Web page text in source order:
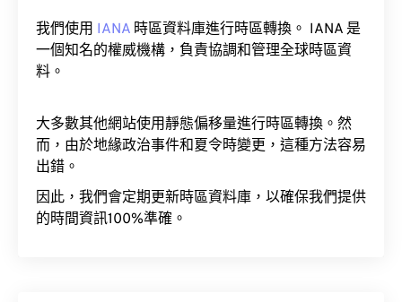
我們使用 IANA 時區資料庫進行時區轉換。 IANA 是
一個知名的權威機構，負責協調和管理全球時區資
料。
大多數其他網站使用靜態偏移量進行時區轉換。然
而，由於地緣政治事件和夏令時變更，這種方法容易
出錯。
因此，我們會定期更新時區資料庫，以確保我們提供
的時間資訊100%準確。